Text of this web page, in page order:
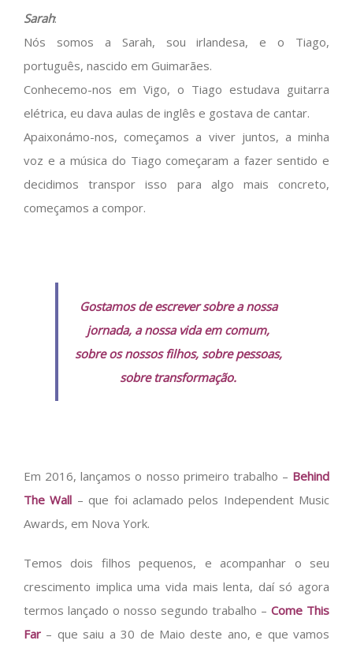
Sarah:
Nós somos a Sarah, sou irlandesa, e o Tiago,
português, nascido em Guimarães.
Conhecemo-nos em Vigo, o Tiago estudava guitarra
elétrica, eu dava aulas de inglês e gostava de cantar.
Apaixonámo-nos, começamos a viver juntos, a minha
voz e a música do Tiago começaram a fazer sentido e
decidimos transpor isso para algo mais concreto,
começamos a compor.
Gostamos de escrever sobre a nossa
jornada, a nossa vida em comum,
sobre os nossos filhos, sobre pessoas,
sobre transformação.
Em 2016, lançamos o nosso primeiro trabalho – Behind
The Wall – que foi aclamado pelos Independent Music
Awards, em Nova York.
Temos dois filhos pequenos, e acompanhar o seu
crescimento implica uma vida mais lenta, daí só agora
termos lançado o nosso segundo trabalho – Come This
Far – que saiu a 30 de Maio deste ano, e que vamos